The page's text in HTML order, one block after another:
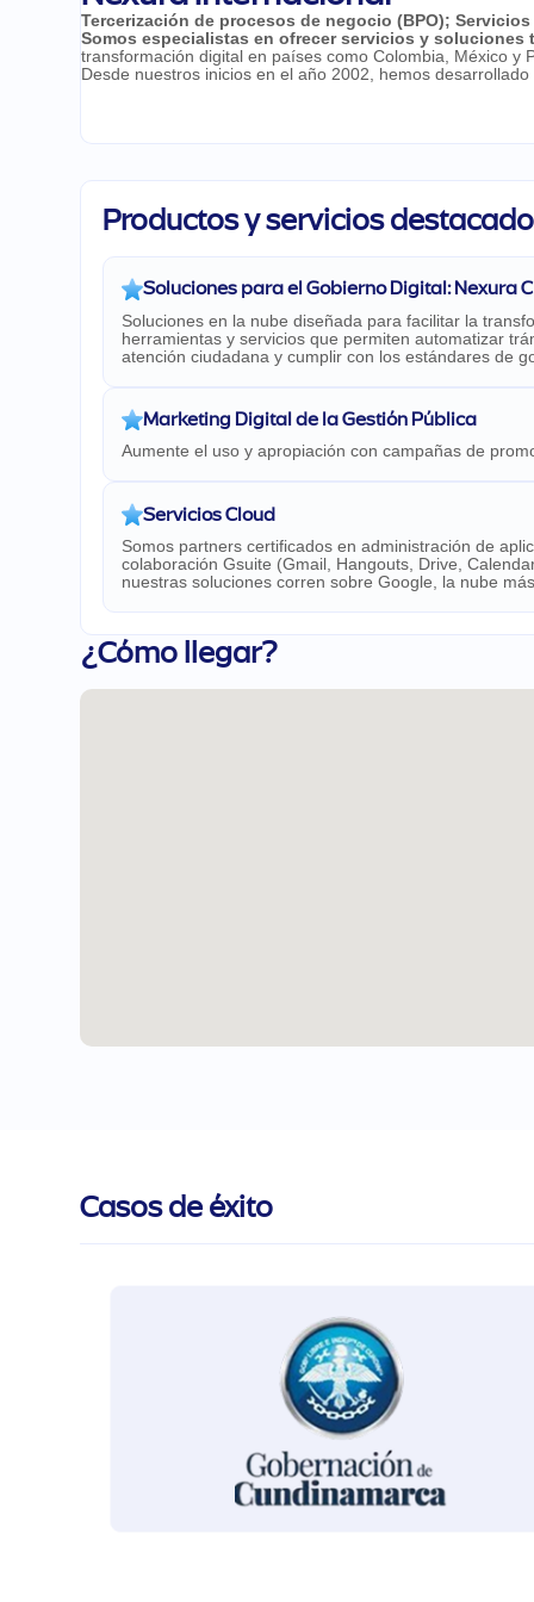
Tercerización de procesos de negocio (BPO);Servicios
Somos especialistas en ofrecer servicios y
transformación digital en países como Colombia, México
Desde nuestros inicios en el año 2002, hemos
Productos y servicios
Soluciones para el Gobierno Digital: Nexura
Soluciones en la nube diseñada para facilitar la
herramientas y servicios que permiten automatizar
atención ciudadana y cumplir con los estándares de
Marketing Digital de la Gestión Pública
Aumente el uso y apropiación con campañas de
Servicios Cloud
Somos partners certificados en administración de
colaboración Gsuite (Gmail, Hangouts, Drive,
nuestras soluciones corren sobre Google, la nube
¿Cómo llegar?
Casos de éxito